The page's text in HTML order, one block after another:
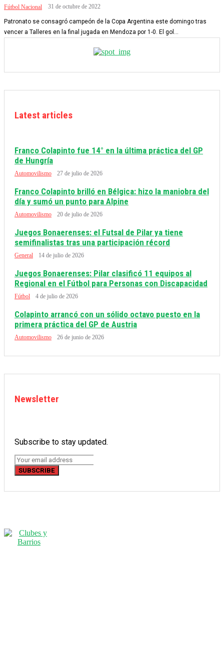
Fútbol Nacional 31 de octubre de 2022
Patronato se consagró campeón de la Copa Argentina este domingo tras
vencer a Talleres en la final jugada en Mendoza por 1-0. El gol...
Latest articles
Franco Colapinto fue 14° en la última práctica del GP
de Hungría
Automovilismo 27 de julio de 2026
Franco Colapinto brilló en Bélgica: hizo la maniobra del
día y sumó un punto para Alpine
Automovilismo 20 de julio de 2026
Juegos Bonaerenses: el Futsal de Pilar ya tiene
semifinalistas tras una participación récord
General 14 de julio de 2026
Juegos Bonaerenses: Pilar clasificó 11 equipos al
Regional en el Fútbol para Personas con Discapacidad
Fútbol 4 de julio de 2026
Colapinto arrancó con un sólido octavo puesto en la
primera práctica del GP de Austria
Automovilismo 26 de junio de 2026
Newsletter
Subscribe to stay updated.
SUBSCRIBE